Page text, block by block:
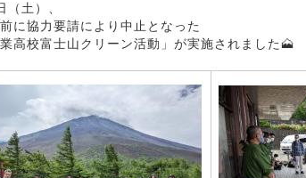
（土）、
に協力要請により中止となった
業高校富士山クリーン活動」が実施されました🗻